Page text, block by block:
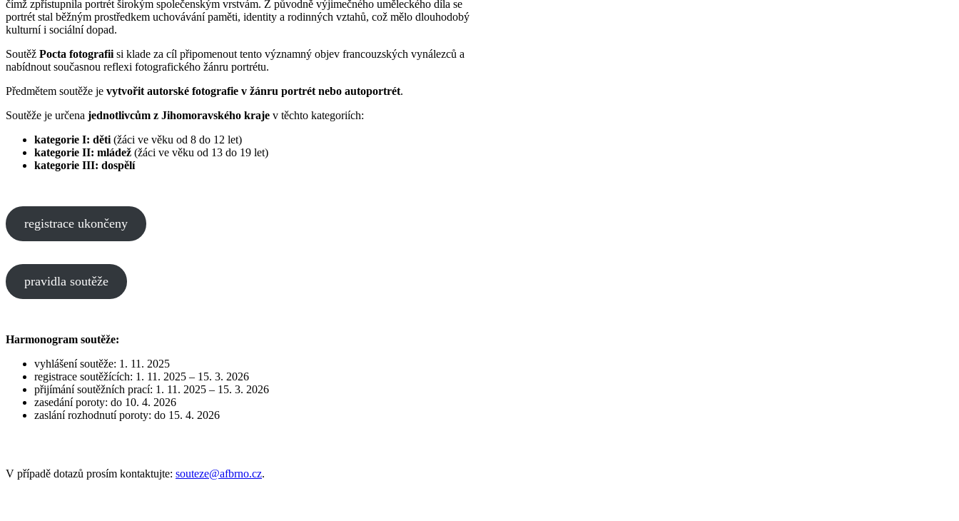
čímž zpřístupnila portrét širokým společenským vrstvám. Z původně výjimečného uměleckého díla se
portrét stal běžným prostředkem uchovávání paměti, identity a rodinných vztahů, což mělo dlouhodobý
kulturní i sociální dopad.
Soutěž Pocta fotografii si klade za cíl připomenout tento významný objev francouzských vynálezců a
nabídnout současnou reflexi fotografického žánru portrétu.
Předmětem soutěže je vytvořit autorské fotografie v žánru portrét nebo autoportrét.
Soutěže je určena jednotlivcům z Jihomoravského kraje v těchto kategoriích:
kategorie I: děti (žáci ve věku od 8 do 12 let)
kategorie II: mládež (žáci ve věku od 13 do 19 let)
kategorie III: dospělí
registrace ukončeny
pravidla soutěže
Harmonogram soutěže:
vyhlášení soutěže: 1. 11. 2025
registrace soutěžících: 1. 11. 2025 – 15. 3. 2026
přijímání soutěžních prací: 1. 11. 2025 – 15. 3. 2026
zasedání poroty: do 10. 4. 2026
zaslání rozhodnutí poroty: do 15. 4. 2026
V případě dotazů prosím kontaktujte: souteze@afbrno.cz.